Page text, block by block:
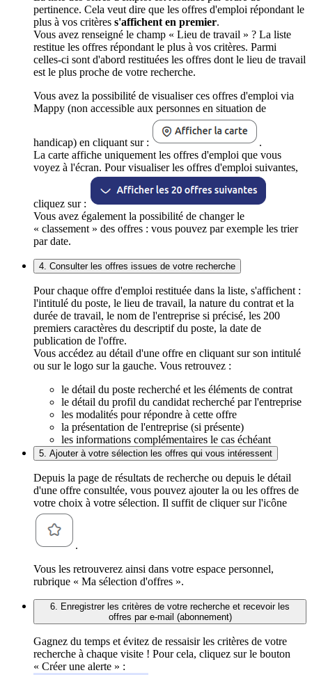
pertinence. Cela veut dire que les offres d'emploi répondant le
plus à vos critères s'affichent en premier.
Vous avez renseigné le champ « Lieu de travail » ? La liste
restitue les offres répondant le plus à vos critères. Parmi
celles-ci sont d'abord restituées les offres dont le lieu de travail
est le plus proche de votre recherche.
Vous avez la possibilité de visualiser ces offres d'emploi via
Mappy (non accessible aux personnes en situation de
handicap) en cliquant sur :
.
La carte affiche uniquement les offres d'emploi que vous
voyez à l'écran. Pour visualiser les offres d'emploi suivantes,
cliquez sur :
Vous avez également la possibilité de changer le
« classement » des offres : vous pouvez par exemple les trier
par date.
4. Consulter les offres issues de votre recherche
Pour chaque offre d'emploi restituée dans la liste, s'affichent :
l'intitulé du poste, le lieu de travail, la nature du contrat et la
durée de travail, le nom de l'entreprise si précisé, les 200
premiers caractères du descriptif du poste, la date de
publication de l'offre.
Vous accédez au détail d'une offre en cliquant sur son intitulé
ou sur le logo sur la gauche. Vous retrouvez :
le détail du poste recherché et les éléments de contrat
le détail du profil du candidat recherché par l'entreprise
les modalités pour répondre à cette offre
la présentation de l'entreprise (si présente)
les informations complémentaires le cas échéant
5. Ajouter à votre sélection les offres qui vous intéressent
Depuis la page de résultats de recherche ou depuis le détail
d'une offre consultée, vous pouvez ajouter la ou les offres de
votre choix à votre sélection. Il suffit de cliquer sur l'icône
.
Vous les retrouverez ainsi dans votre espace personnel,
rubrique « Ma sélection d'offres ».
6. Enregistrer les critères de votre recherche et recevoir les
offres par e-mail (abonnement)
Gagnez du temps et évitez de ressaisir les critères de votre
recherche à chaque visite ! Pour cela, cliquez sur le bouton
« Créer une alerte » :